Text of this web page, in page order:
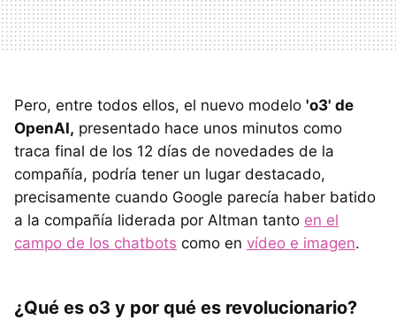
Pero, entre todos ellos, el nuevo modelo 'o3' de
OpenAI, presentado hace unos minutos como
traca final de los 12 días de novedades de la
compañía, podría tener un lugar destacado,
precisamente cuando Google parecía haber batido
a la compañía liderada por Altman tanto en el
campo de los chatbots como en vídeo e imagen.
¿Qué es o3 y por qué es revolucionario?